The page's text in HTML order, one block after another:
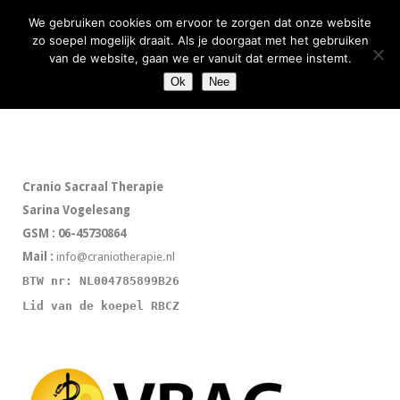
Cranio Sacraal Therapie
Sarina Vogelesang
GSM : 06-45730864
Mail : info@craniotherapie.nl
BTW nr: NL004785899B26
Lid van de koepel RBCZ
We gebruiken cookies om ervoor te zorgen dat onze website
zo soepel mogelijk draait. Als je doorgaat met het gebruiken
van de website, gaan we er vanuit dat ermee instemt.
Ok Nee